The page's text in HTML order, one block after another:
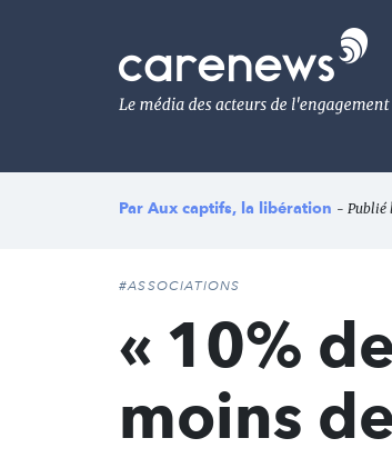
Le
média
de
l'engagement
Par Aux captifs, la libération - Publié
#ASSOCIATIONS
« 10%
moins